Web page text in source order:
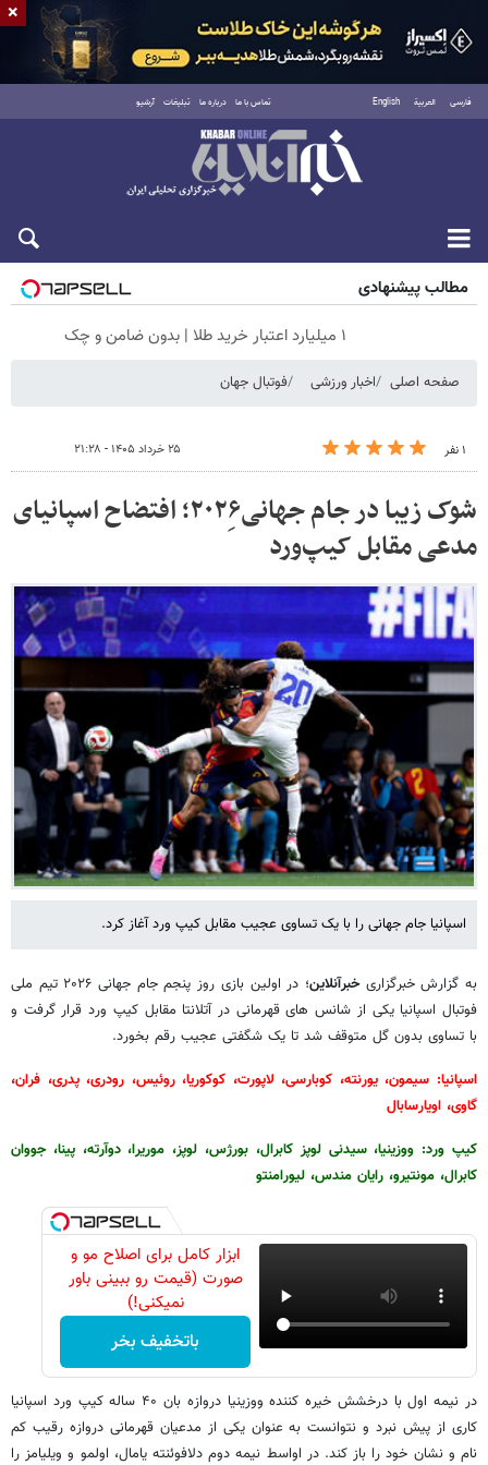
فارسی العربية English تماس با ما درباره ما تبلیغات آرشیو
جمعه ۱۶ مرداد ۱۴۰۵
مطالب پیشنهادی
۱ میلیارد اعتبار خرید طلا | بدون ضامن و چک
صفحه اصلی اخبار ورزشی فوتبال جهان
۱ نفر ۲۵ خرداد ۱۴۰۵ - ۲۱:۲۸
شوک زیبا در جام جهانی۲۰۲۶ِ؛ افتضاح اسپانیای
مدعی مقابل کیپ‌ورد
اسپانیا جام جهانی را با یک تساوی عجیب مقابل کیپ ورد آغاز کرد.
به گزارش خبرگزاریخبرآنلاین
؛ در اولین بازی روز پنجم جام جهانی ۲۰۲۶ تیم ملی
فوتبال اسپانیا یکی از شانس های قهرمانی در آتلانتا مقابل کیپ ورد قرار گرفت و
با تساوی بدون گل متوقف شد تا یک شگفتی عجیب رقم بخورد.
اسپانیا: سیمون، یورنته، کوبارسی، لاپورت، کوکوریا، روئیس، رودری، پدری، فران،
گاوی، اویارسابال
کیپ ورد: ووزینیا، سیدنی لوپز کابرال، بورژس، لوپز، موریرا، دوآرته، پینا، جووان
کابرال، مونتیرو، رایان مندس، لیورامنتو
ابزار کامل برای اصلاح مو و
صورت (قیمت رو ببینی باور
نمیکنی!)
باتخفیف بخر
در نیمه اول با درخشش خیره کننده ووزینیا دروازه بان ۴۰ ساله کیپ ورد اسپانیا
کاری از پیش نبرد و نتوانست به عنوان یکی از مدعیان قهرمانی دروازه رقیب کم
نام و نشان خود را باز کند. در اواسط نیمه دوم دلافوئنته یامال، اولمو و ویلیامز را
×